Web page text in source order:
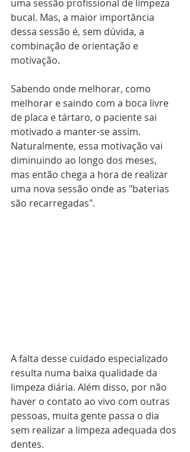
uma sessão profissional de limpeza
bucal. Mas, a maior importância
dessa sessão é, sem dúvida, a
combinação de orientação e
motivação.
Sabendo onde melhorar, como
melhorar e saindo com a boca livre
de placa e tártaro, o paciente sai
motivado a manter-se assim.
Naturalmente, essa motivação vai
diminuindo ao longo dos meses,
mas então chega a hora de realizar
uma nova sessão onde as "baterias
são recarregadas".
A falta desse cuidado especializado
resulta numa baixa qualidade da
limpeza diária. Além disso, por não
haver o contato ao vivo com outras
pessoas, muita gente passa o dia
sem realizar a limpeza adequada dos
dentes.